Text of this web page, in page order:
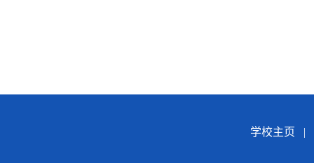
学校主页 |